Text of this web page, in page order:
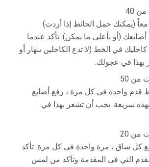
(يمكنك حمل الحائط إذا أردت)
(أو بأعلى ما يمكن). تأكد عندما
في الخط (لا تدع الكاحلين ينهار أو
بهذا في عجولك.
قدم واحدة في كل مرة ، رفع أصابع
بهذه سريعة. يجب أن تشعر بهذا في
كل ساق ، مرة واحدة في كل مرة. تأكد
التي في المقدمة وتأكد من لمس